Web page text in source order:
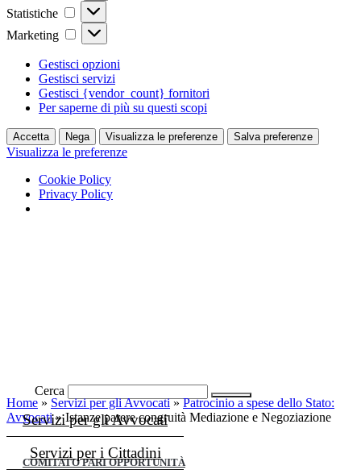
Statistiche
Statistiche
Marketing
Marketing
Gestisci opzioni
Gestisci servizi
Gestisci {vendor_count} fornitori
Per saperne di più su questi scopi
Accetta Nega Visualizza le preferenze Salva preferenze
Visualizza le preferenze
Cookie Policy
Privacy Policy
Cerca
Servizi per gli Avvocati
Servizi per i Cittadini
Home » Servizi per gli Avvocati»Patrocinio a spese dello Stato:
Avvocati»Istanze parere congruità Mediazione e Negoziazione
COMITATO PARI OPPORTUNITÀ